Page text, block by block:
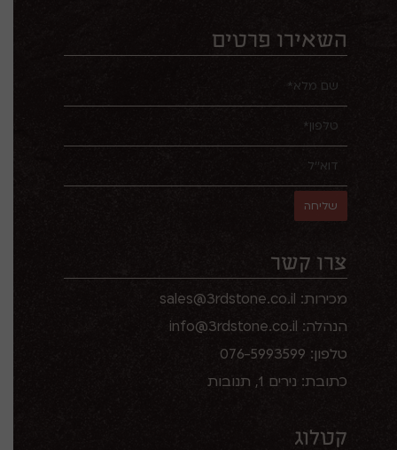
השאירו פרטים
צרו קשר
מכירות: sales@3rdstone.co.il
הנהלה: info@3rdstone.co.il
טלפון: 076-5993599
כתובת: נירים 1, תנובות
קטלוג